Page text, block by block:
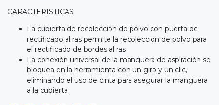
CARACTERISTICAS
La cubierta de recolección de polvo con puerta de
rectificado al ras permite la recolección de polvo para
el rectificado de bordes al ras
La conexión universal de la manguera de aspiración se
bloquea en la herramienta con un giro y un clic,
eliminando el uso de cinta para asegurar la manguera
a la cubierta